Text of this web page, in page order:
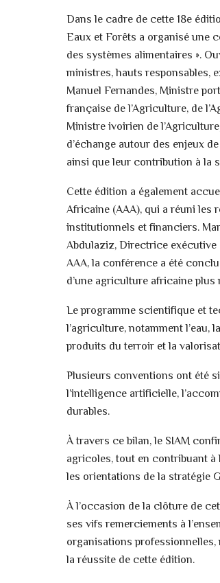
Dans le cadre de cette 18e
Eaux et Forêts a organisé une
des systèmes alimentaires ».
ministres, hauts responsables,
Manuel Fernandes, Ministre
française de l’Agriculture, de
Ministre ivoirien de
d’échange autour des enjeux
ainsi que leur contribution à la
Cette édition a également
Africaine (AAA), qui a réuni les
institutionnels et financiers.
Abdulaziz, Directrice exécutive
AAA, la conférence a été
d’une agriculture africaine
Le programme scientifique et
l’agriculture, notamment
produits du terroir et la
Plusieurs conventions ont été
l’intelligence artificielle,
durables.
À travers ce bilan, le SIAM
agricoles, tout en contribuant
les orientations de la stratégie
À l’occasion de la clôture de
ses vifs remerciements à
organisations
la réussite de cette édition.